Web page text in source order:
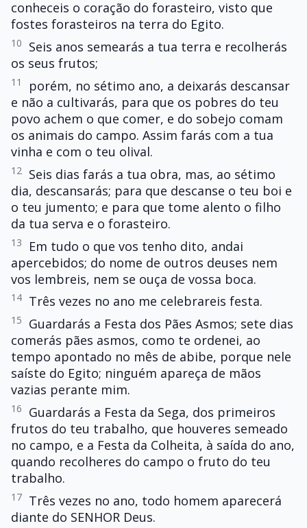
conheceis o coração do forasteiro, visto que
fostes forasteiros na terra do Egito.
10
Seis anos semearás a tua terra e recolherás
os seus frutos;
11
porém, no sétimo ano, a deixarás descansar
e não a cultivarás, para que os pobres do teu
povo achem o que comer, e do sobejo comam
os animais do campo. Assim farás com a tua
vinha e com o teu olival.
12
Seis dias farás a tua obra, mas, ao sétimo
dia, descansarás; para que descanse o teu boi e
o teu jumento; e para que tome alento o filho
da tua serva e o forasteiro.
13
Em tudo o que vos tenho dito, andai
apercebidos; do nome de outros deuses nem
vos lembreis, nem se ouça de vossa boca.
14 Três vezes no ano me celebrareis festa.
15
Guardarás a Festa dos Pães Asmos; sete dias
comerás pães asmos, como te ordenei, ao
tempo apontado no mês de abibe, porque nele
saíste do Egito; ninguém apareça de mãos
vazias perante mim.
16
Guardarás a Festa da Sega, dos primeiros
frutos do teu trabalho, que houveres semeado
no campo, e a Festa da Colheita, à saída do ano,
quando recolheres do campo o fruto do teu
trabalho.
17 Três vezes no ano, todo homem aparecerá
diante do SENHOR Deus.